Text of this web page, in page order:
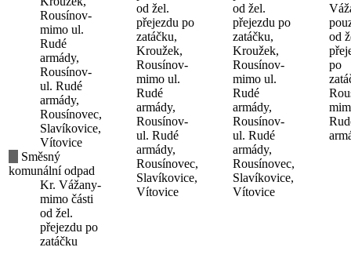
Rousínov-
mimo ul.
Rudé
armády,
Rousínov-
ul. Rudé
armády,
Rousínovec,
Slavíkovice,
Vítovice
Směsný
komunální odpad
Kr. Vážany-
mimo části
od žel.
přejezdu po
zatáčku
od žel.
přejezdu po
zatáčku,
Kroužek,
Rousínov-
mimo ul.
Rudé
armády,
Rousínov-
ul. Rudé
armády,
Rousínovec,
Slavíkovice,
Vítovice
od žel.
přejezdu po
zatáčku,
Kroužek,
Rousínov-
mimo ul.
Rudé
armády,
Rousínov-
ul. Rudé
armády,
Rousínovec,
Slavíkovice,
Vítovice
od
po